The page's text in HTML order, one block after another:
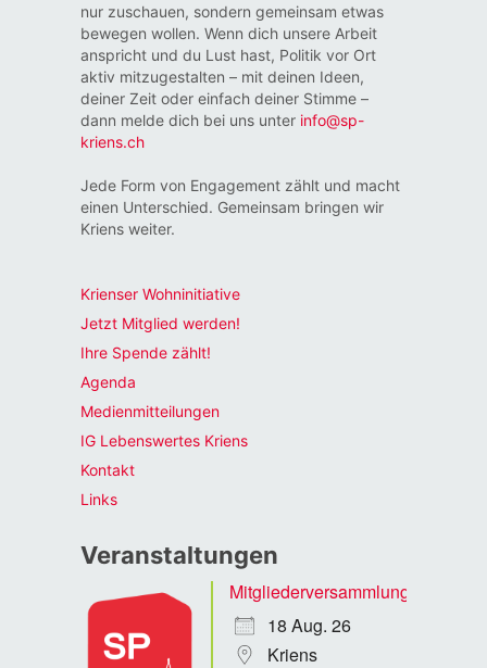
nur zuschauen, sondern gemeinsam etwas
bewegen wollen. Wenn dich unsere Arbeit
anspricht und du Lust hast, Politik vor Ort
aktiv mitzugestalten – mit deinen Ideen,
deiner Zeit oder einfach deiner Stimme –
dann melde dich bei uns unter info@sp-
kriens.ch
Jede Form von Engagement zählt und macht
einen Unterschied. Gemeinsam bringen wir
Kriens weiter.
Krienser Wohninitiative
Jetzt Mitglied werden!
Ihre Spende zählt!
Agenda
Medienmitteilungen
IG Lebenswertes Kriens
Kontakt
Links
Veranstaltungen
Mitgliederversammlung
18 Aug. 26
Kriens